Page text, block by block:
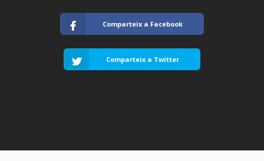
Comparteix a Facebook
Comparteix a Twitter